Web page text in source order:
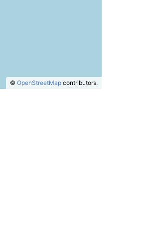
© OpenStreetMap contributors.